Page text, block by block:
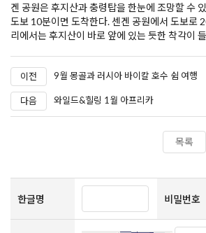
겐 공원은 후지산과 충령탑을 한눈에 조망할 수
도보 10분이면 도착한다. 센겐 공원에서 도보로
리에서는 후지산이 바로 앞에 있는 듯한 착각이
이전 9월 몽골과 러시아 바이칼 호수 쉼 여행
다음 와일드&힐링 1월 아프리카
목록
한글명 비밀번호